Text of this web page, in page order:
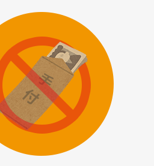
壁・屋根塗装の高圧水洗浄を行いました
屋根遮熱塗装・上塗り編
｜屋根遮熱塗装工事（下塗り編）
｜屋根遮熱塗装（鉄部錆止め）